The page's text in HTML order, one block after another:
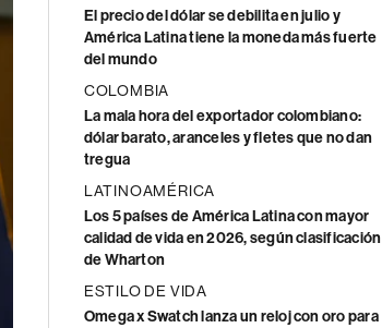
El precio del dólar se debilita en julio y
América Latina tiene la moneda más fuerte
del mundo
COLOMBIA
La mala hora del exportador colombiano:
dólar barato, aranceles y fletes que no dan
tregua
LATINOAMÉRICA
Los 5 países de América Latina con mayor
calidad de vida en 2026, según clasificación
de Wharton
ESTILO DE VIDA
Omega x Swatch lanza un reloj con oro para